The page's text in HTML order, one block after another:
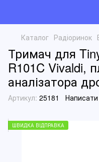
Каталог Радіоринок
Тримач для
R101C Vivaldi,
аналізатора
Артикул: 25181 Написати
ШВИДКА ВІДПРАВКА